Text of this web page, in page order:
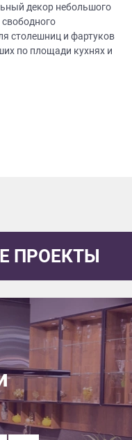
декор небольшого
столешниц и фартуков
по площади кухнях и
ПРОЕКТЫ